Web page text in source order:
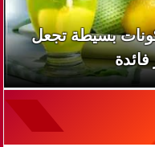
بسيطة تجعل